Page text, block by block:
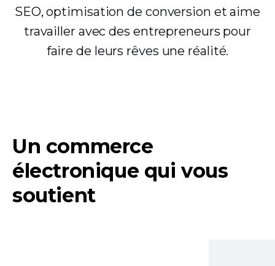
SEO, optimisation de conversion et aime
travailler avec des entrepreneurs pour
faire de leurs rêves une réalité.
Un commerce
électronique qui vous
soutient